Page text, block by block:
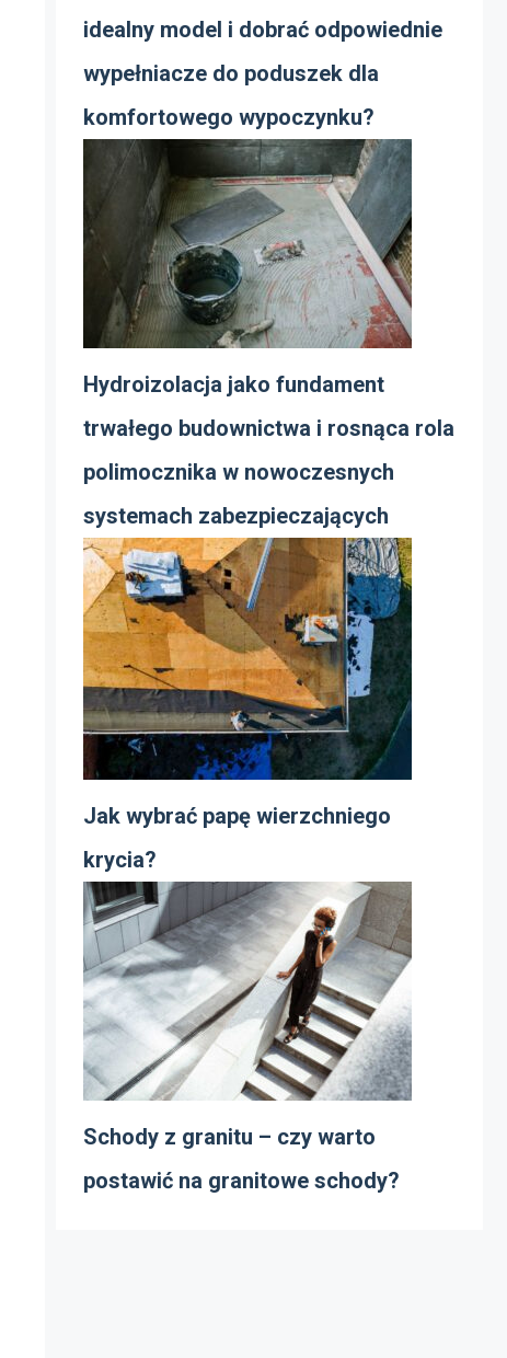
idealny model i dobrać odpowiednie
wypełniacze do poduszek dla
komfortowego wypoczynku?
Hydroizolacja jako fundament
trwałego budownictwa i rosnąca rola
polimocznika w nowoczesnych
systemach zabezpieczających
Jak wybrać papę wierzchniego
krycia?
Schody z granitu – czy warto
postawić na granitowe schody?